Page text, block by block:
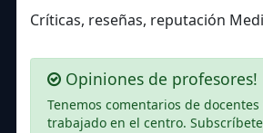
Críticas, reseñas, reputación
Opiniones de profesores!
Tenemos comentarios de
trabajado en el centro.